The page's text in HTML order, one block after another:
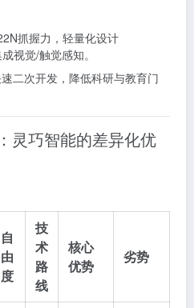
抓握力，轻量化设计
视觉/触觉感知。
二次开发，降低科研与教育门
灵巧智能的差异化优
自
由
度
技
术
路
线
核心
优势
劣势